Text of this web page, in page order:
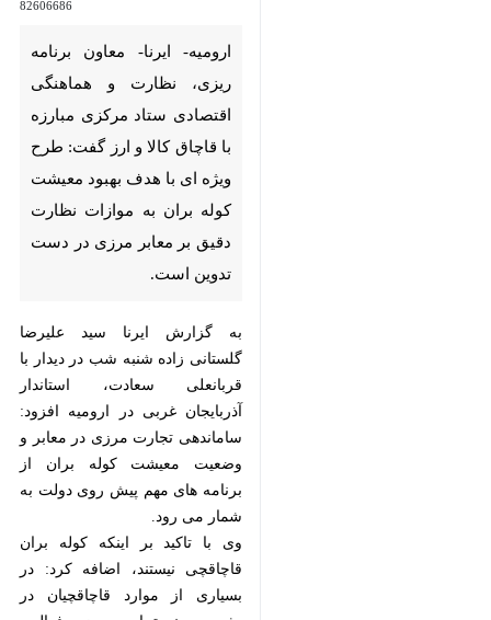
ریزی، نظارت و هماهنگی
اقتصادی ستاد مركزی مبارزه با
قاچاق كالا و ارز گفت: طرح ویژه
ای با هدف بهبود معیشت كوله
بران به موازات نظارت دقیق بر
معابر مرزی در دست تدوین
است.
زاده شنبه شب در دیدار با قربانعلی
سعادت، استاندار آذربایجان غربی در
ارومیه افزود: ساماندهی تجارت مرزی
در معابر و وضعیت معیشت كوله بران
از برنامه های مهم پیش روی دولت به
شمار می رود.
وی با تاكید بر اینكه كوله بران
قاچاقچی نیستند، اضافه كرد: در
بسیاری از موارد قاچاقچیان در پشت
صحنه تجارت مرزی فعالیت می كنند و
این امر موجب می شود تا برخی از